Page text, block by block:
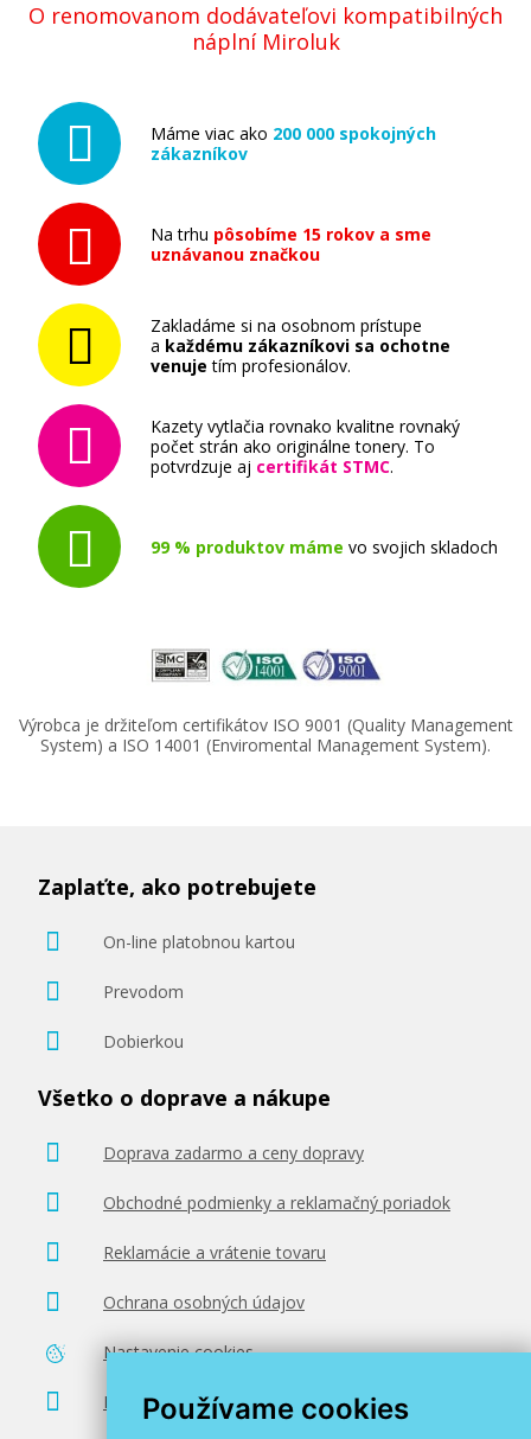
Používame cookies
O renomovanom dodávateľovi kompatibilných
náplní Miroluk
Máme viac ako 200 000 spokojných
zákazníkov
Na trhu pôsobíme 15 rokov a sme
uznávanou značkou
Zakladáme si na osobnom prístupe
a každému zákazníkovi sa ochotne
venuje tím profesionálov.
Kazety vytlačia rovnako kvalitne rovnaký
počet strán ako originálne tonery. To
potvrdzuje aj certifikát STMC.
99 % produktov máme vo svojich skladoch
Výrobca je držiteľom certifikátov ISO 9001 (Quality Management
System) a ISO 14001 (Enviromental Management System).
Zaplaťte, ako potrebujete
On-line platobnou kartou
Prevodom
Dobierkou
Všetko o doprave a nákupe
Doprava zadarmo a ceny dopravy
Obchodné podmienky a reklamačný poriadok
Reklamácie a vrátenie tovaru
Ochrana osobných údajov
Nastavenie cookies
Poradenstvo zadarmo